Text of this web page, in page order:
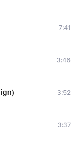
7:41
3:46
3:52
3:37